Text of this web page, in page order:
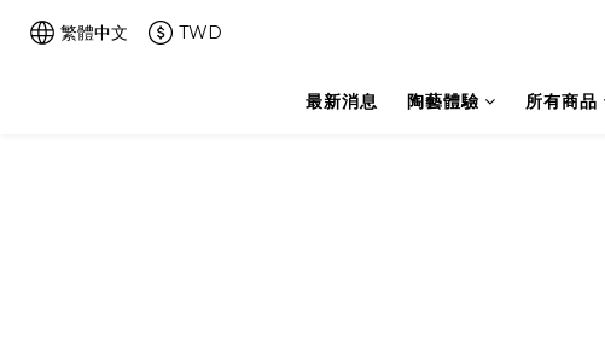
繁體中文 TWD
最新消息 陶藝體驗 所有商品